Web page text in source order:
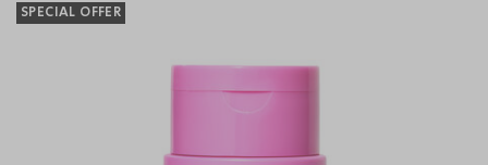
SPECIAL OFFER